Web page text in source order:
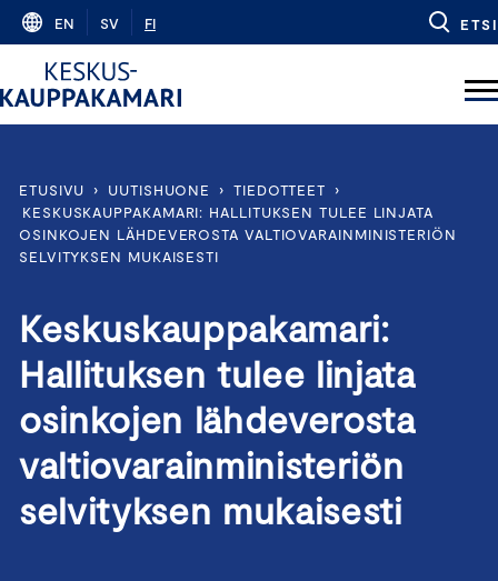
Skip
content
EN SV FI ETSI
ETUSIVU › UUTISHUONE › TIEDOTTEET
›
KESKUSKAUPPAKAMARI: HALLITUKSEN TULEE LINJATA
OSINKOJEN LÄHDEVEROSTA VALTIOVARAINMINISTERIÖN
SELVITYKSEN MUKAISESTI
Keskuskauppakamari:
Hallituksen tulee linjata
osinkojen lähdeverosta
valtiovarainministeriön
selvityksen mukaisesti